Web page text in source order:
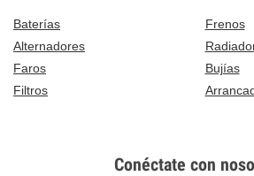
Baterías
Frenos
Alternadores
Faros
Bujías
Filtros
Conéctate con